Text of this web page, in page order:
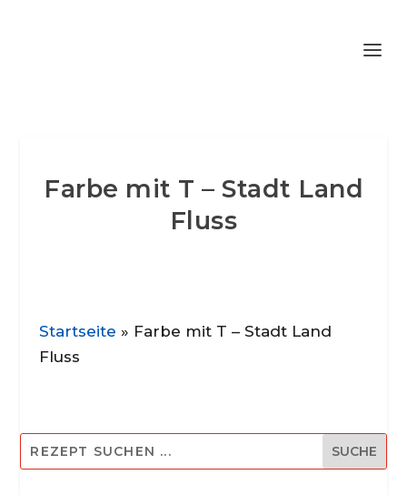
Farbe mit T – Stadt Land
Fluss
Startseite » Farbe mit T – Stadt Land
Fluss